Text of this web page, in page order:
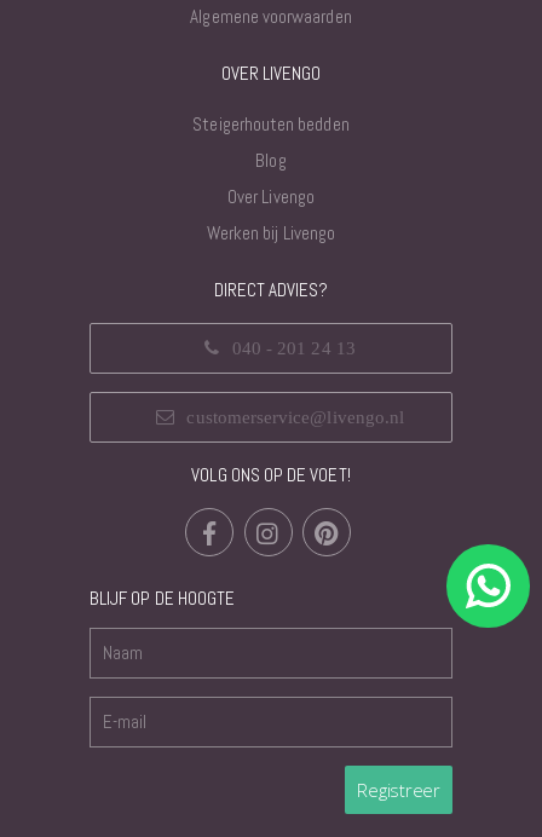
Algemene voorwaarden
OVER LIVENGO
Steigerhouten bedden
Blog
Over Livengo
Werken bij Livengo
DIRECT ADVIES?
040 - 201 24 13
customerservice@livengo.nl
VOLG ONS OP DE VOET!
BLIJF OP DE HOOGTE
Registreer